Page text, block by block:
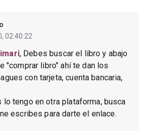
02:40:22
, Debes buscar el libro y abajo
"comprar libro" ahí te dan los
con tarjeta, cuenta bancaria,
tengo en otra plataforma, busca
escribes para darte el enlace.